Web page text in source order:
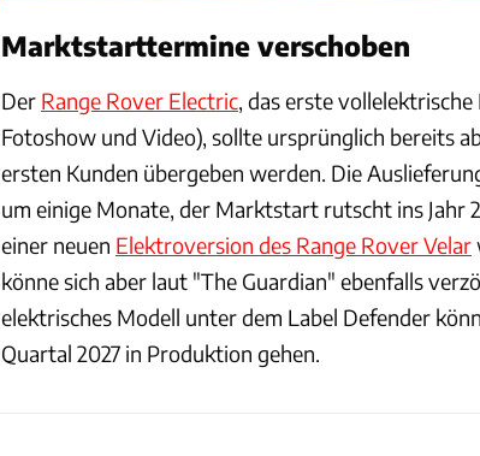
Marktstarttermine verschoben
Der Range Rover Electric , das erste
Fotoshow und Video), sollte ursprünglich bereits
ersten Kunden übergeben werden. Die
um einige Monate, der Marktstart rutscht ins Jahr
einer neuen Elektroversion des Range Rover Velar
könne sich aber laut "The Guardian" ebenfalls
elektrisches Modell unter dem Label Defender
Quartal 2027 in Produktion gehen.